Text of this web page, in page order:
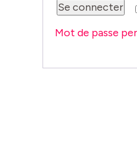
Se connecter
Mot de passe